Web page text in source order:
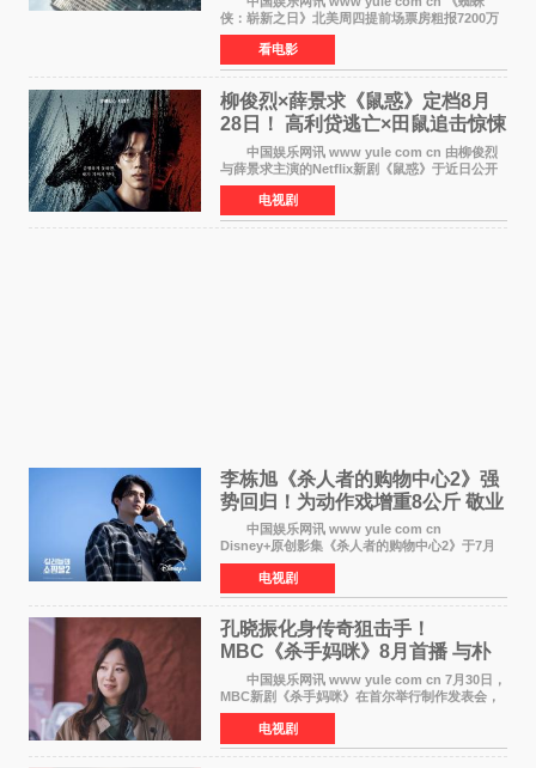
侠：崭新之日》北美周四提前场票房粗报7200万
美元，创下影史单片北美提前场票房新纪录——
此前该纪录由《复仇者联盟4：终局之战》的6000
万美元保持，本
看电影
柳俊烈×薛景求《鼠惑》定档8月
28日！ 高利贷逃亡×田鼠追击惊悚
来袭
中国娱乐网讯 www yule com cn 由柳俊烈
与薛景求主演的Netflix新剧《鼠惑》于近日公开
主海报，正式定档8月28日上线。 海报中，柳
俊烈与薛景求背对背站立，各自朝向相反方向，
幽暗的色调与
电视剧
李栋旭《杀人者的购物中心2》强
势回归！为动作戏增重8公斤 敬业
获赞
中国娱乐网讯 www yule com cn
Disney+原创影集《杀人者的购物中心2》于7月
22日正式上线，由男神李栋旭主演的郑进湾以2 0
完全体强势回归。该剧第一季曾被《纽约时报》
评选为全球最佳影集之一
电视剧
孔晓振化身传奇狙击手！
MBC《杀手妈咪》8月首播 与朴
恩斌展开收视对决
中国娱乐网讯 www yule com cn 7月30日，
MBC新剧《杀手妈咪》在首尔举行制作发表会，
主演孔晓振、郑准元、李相二、无真星、崔宇
成、李银泉等人一同出席，为新剧宣传造势。这
是孔晓振继《毛骨
电视剧